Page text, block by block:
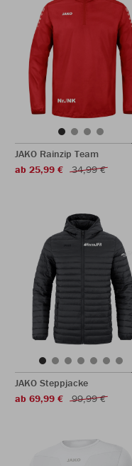
JAKO Rainzip Team
ab 25,99 €
34,99 €
JAKO Steppjacke
ab 69,99 €
99,99 €